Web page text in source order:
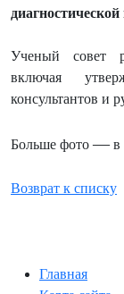
Ученый совет
включая
консультантов и
Больше фото—в
Возврат к списку
Главная